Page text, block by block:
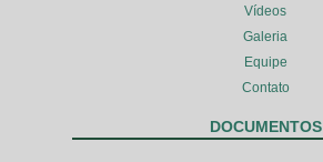
Vídeos
Galeria
Equipe
Contato
DOCUMENTOS